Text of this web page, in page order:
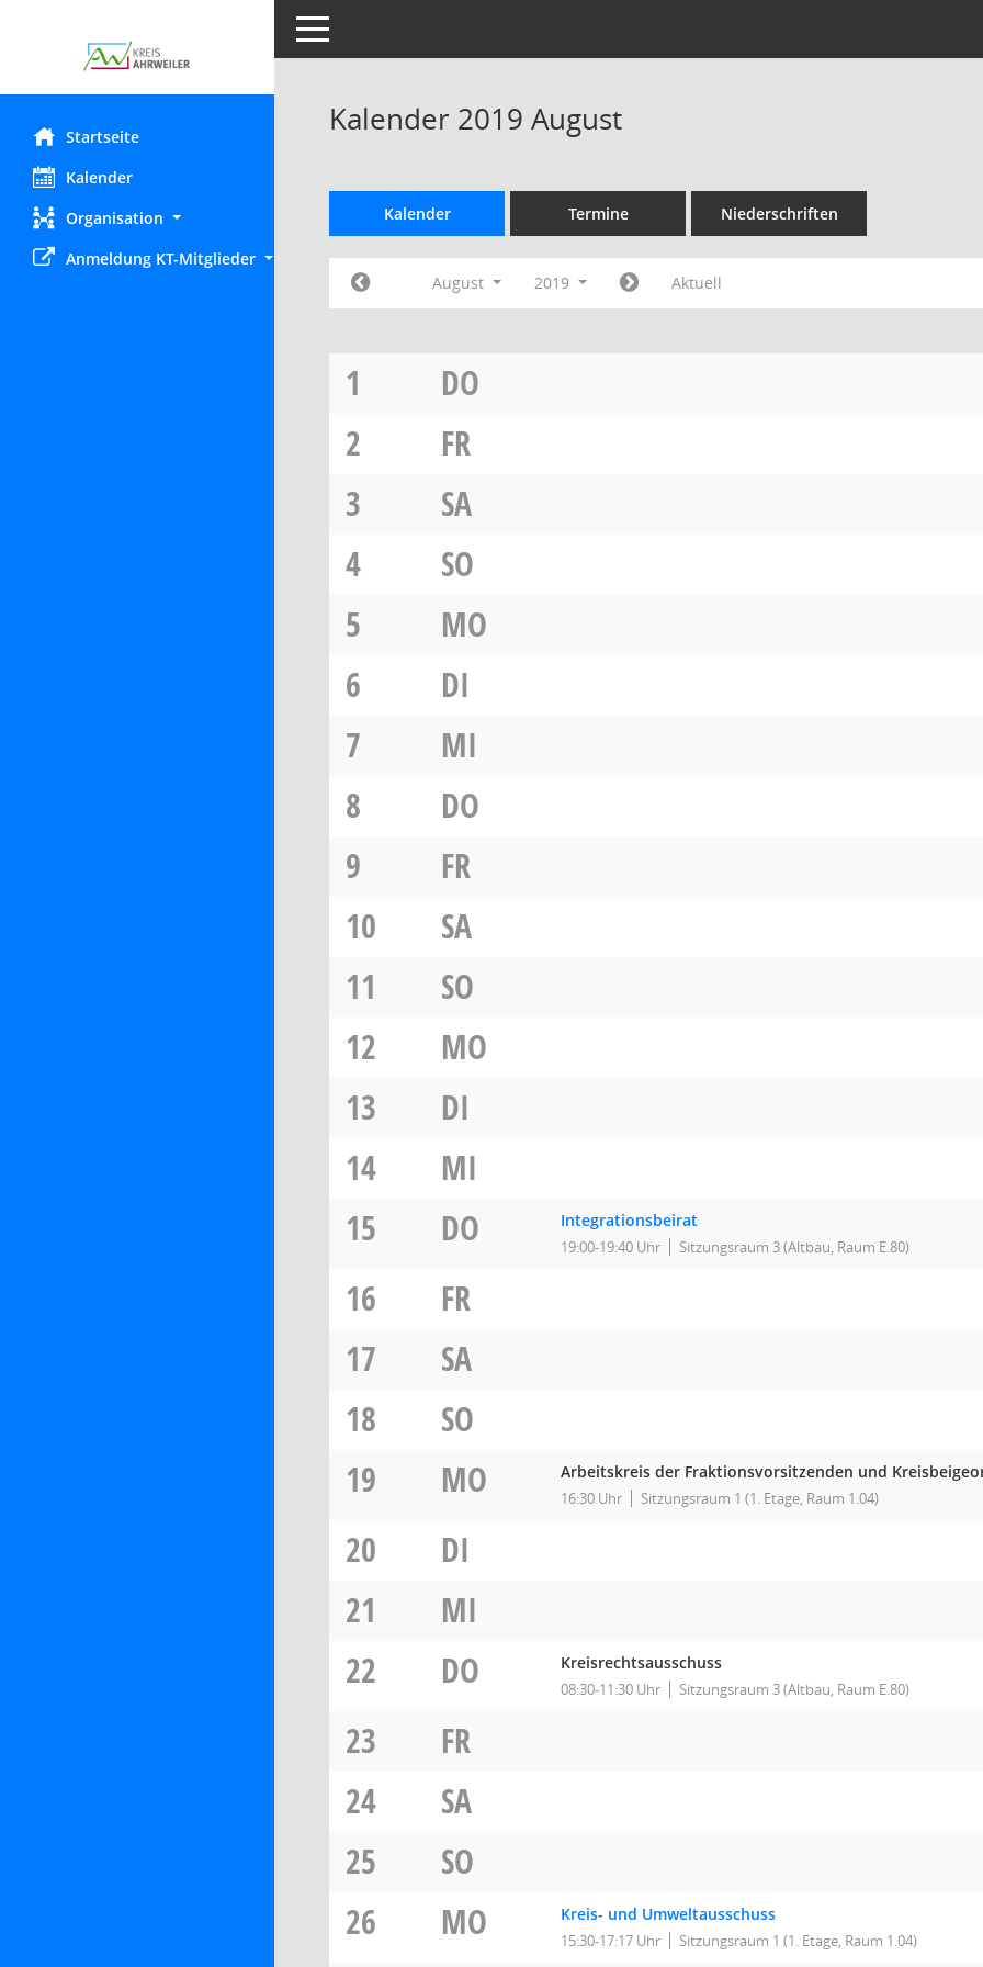
Startseite
Kalender
Organisation
Anmeldung KT-Mitglieder
Toggle navigation
Kalender 2019 August
Kalender Termine Niederschriften
August 2019 Aktuell
1
DO
2
FR
3
SA
4
SO
5
MO
6
DI
7
MI
8
DO
9
FR
10
SA
11
SO
12
MO
13
DI
14
MI
15
DO Integrationsbeirat
19:00-19:40 Uhr Sitzungsraum 3 (Altbau, Raum E.80)
16
FR
17
SA
18
SO
19
MO Arbeitskreis der Fraktionsvorsitzenden und
16:30 Uhr Sitzungsraum 1 (1. Etage, Raum 1.04)
20
DI
21
MI
22
DO Kreisrechtsausschuss
08:30-11:30 Uhr Sitzungsraum 3 (Altbau, Raum E.80)
23
FR
24
SA
25
SO
26
MO Kreis- und Umweltausschuss
15:30-17:17 Uhr Sitzungsraum 1 (1. Etage, Raum 1.04)